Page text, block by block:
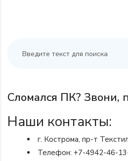
Сломался ПК? Звони,
Наши контакты:
г. Кострома, пр-т
Телефон: +7-4942-46-